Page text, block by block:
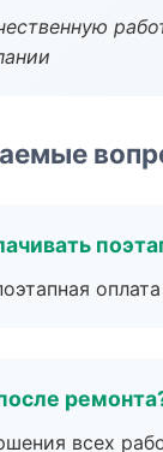
всех